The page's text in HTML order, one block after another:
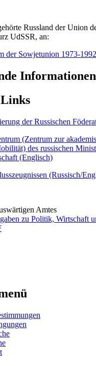
Russland der Union
UdSSR, an:
der Sowjetunion 1973-1992
Informationen
der Russischen
(Zentrum zur
des russischen
(Englisch)
(Russisch/
Amtes
zu Politik, Wirtschaft